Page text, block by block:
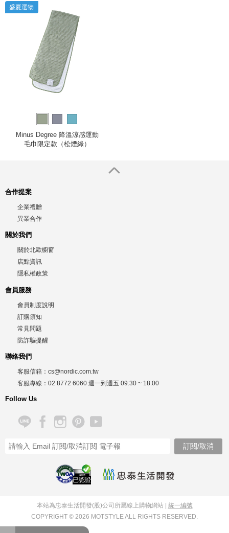
盛夏選物
Minus Degree 降溫涼感運動
毛巾限定款（松煙綠）
合作提案
企業禮贈
異業合作
關於我們
關於北歐櫥窗
店點資訊
隱私權政策
會員服務
會員制度說明
訂購須知
常見問題
防詐騙提醒
聯絡我們
客服信箱： cs@nordic.com.tw
客服專線： 02 8772 6060 週一到週五 09:30 ~ 18:00
Follow Us
26/08/07
本站為忠泰生活開發(股)公司所屬線上購物網站 | 統一編號
COPYRIGHT © 2026 MOTSTYLE ALL RIGHTS RESERVED.